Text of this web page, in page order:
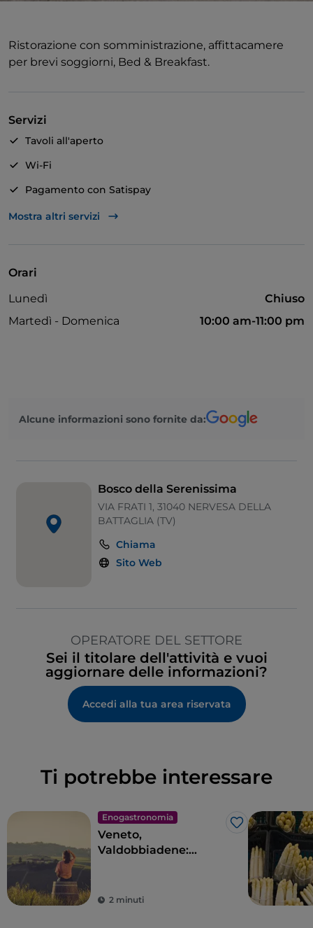
Ristorazione con somministrazione, affittacamere
per brevi soggiorni, Bed & Breakfast.
Servizi
Tavoli all'aperto
Wi-Fi
Pagamento con Satispay
Bancomat
Mostra altri servizi
Orari
Lunedì
Chiuso
Martedì - Domenica
10:00 am-11:00 pm
Alcune informazioni sono fornite da:
Bosco della Serenissima
VIA FRATI 1, 31040 NERVESA DELLA
BATTAGLIA (TV)
Chiama
Sito Web
OPERATORE DEL SETTORE
Sei il titolare dell'attività e vuoi
aggiornare delle informazioni?
Accedi alla tua area riservata
Ti potrebbe interessare
Enogastronomia
Like
Veneto,
Valdobbiadene:
nell’Anello del
2 minuti